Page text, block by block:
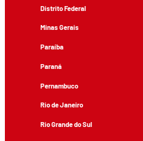
Distrito Federal
Minas Gerais
Paraíba
Paraná
Pernambuco
Rio de Janeiro
Rio Grande do Sul